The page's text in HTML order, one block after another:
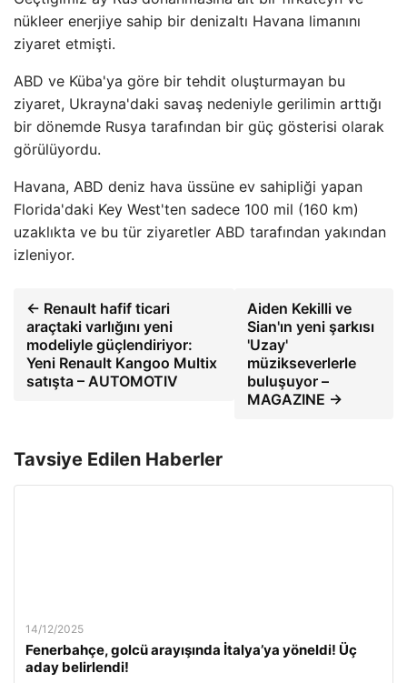
nükleer enerjiye sahip bir denizaltı Havana limanını
ziyaret etmişti.
ABD ve Küba'ya göre bir tehdit oluşturmayan bu
ziyaret, Ukrayna'daki savaş nedeniyle gerilimin arttığı
bir dönemde Rusya tarafından bir güç gösterisi olarak
görülüyordu.
Havana, ABD deniz hava üssüne ev sahipliği yapan
Florida'daki Key West'ten sadece 100 mil (160 km)
uzaklıkta ve bu tür ziyaretler ABD tarafından yakından
izleniyor.
← Renault hafif ticari
araçtaki varlığını yeni
modeliyle güçlendiriyor:
Yeni Renault Kangoo Multix
satışta – AUTOMOTIV
Aiden Kekilli ve
Sian'ın yeni şarkısı
'Uzay'
müzikseverlerle
buluşuyor –
MAGAZINE →
Tavsiye Edilen Haberler
14/12/2025
Fenerbahçe, golcü arayışında İtalya’ya yöneldi! Üç
aday belirlendi!